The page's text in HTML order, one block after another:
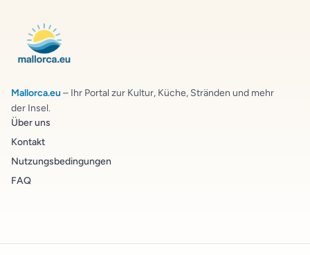
Mallorca.eu – Ihr Portal zur Kultur, Küche, Stränden und mehr
der Insel.
Über uns
Kontakt
Nutzungsbedingungen
FAQ